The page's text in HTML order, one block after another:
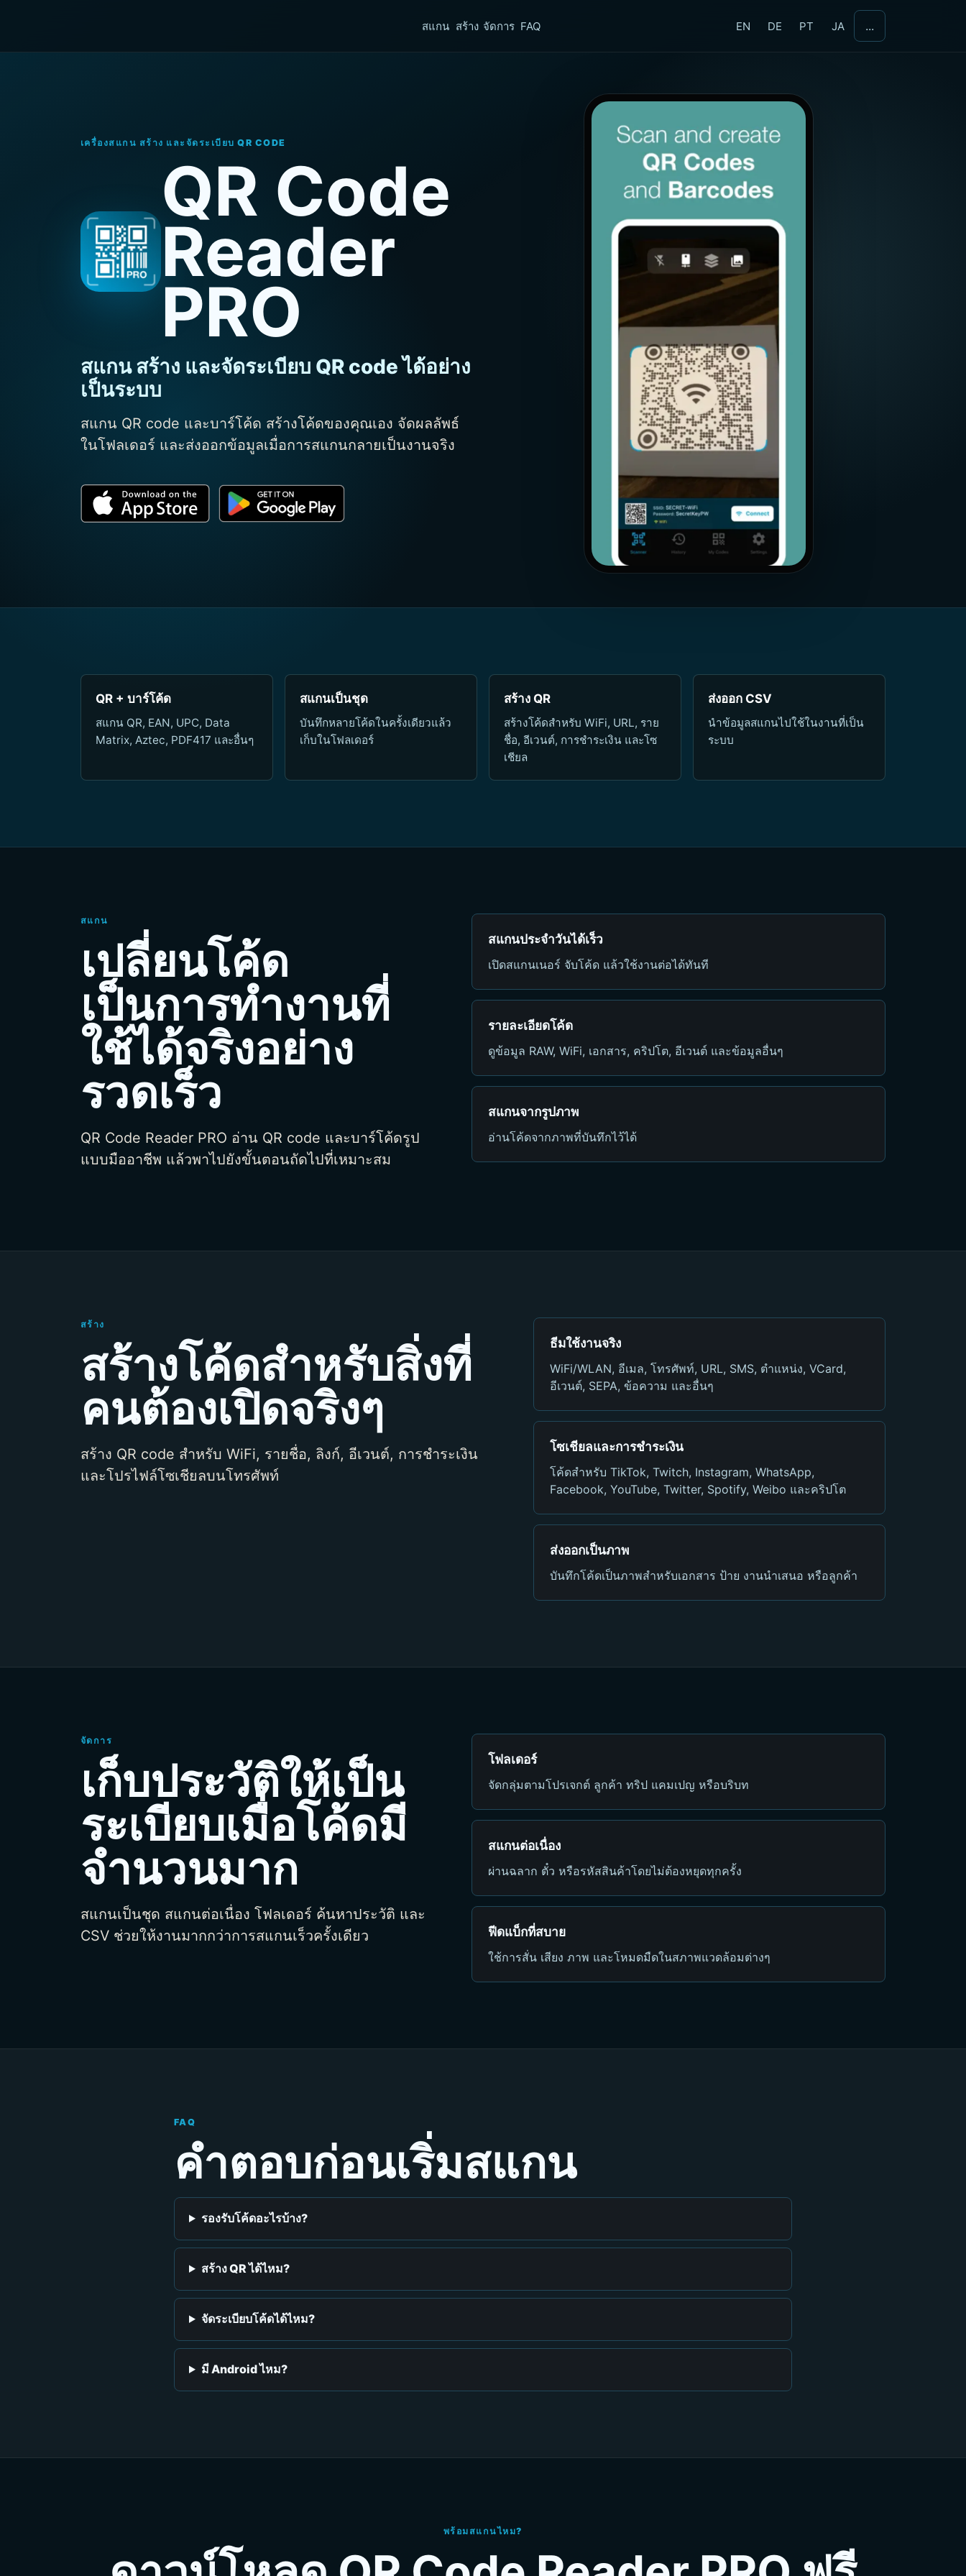
สแกน สร้าง จัดการ FAQ EN DE PT JA ...
เครื่องสแกน สร้าง และจัดระเบียบ QR CODE
QR Code
Reader
PRO
สแกน สร้าง และจัดระเบียบ QR code ได้อย่าง
เป็นระบบ
สแกน QR code และบาร์โค้ด สร้างโค้ดของคุณเอง จัดผลลัพธ์
ในโฟลเดอร์ และส่งออกข้อมูลเมื่อการสแกนกลายเป็นงานจริง
QR + บาร์โค้ด
สแกน QR, EAN, UPC, Data
Matrix, Aztec, PDF417 และอื่นๆ
สแกนเป็นชุด
บันทึกหลายโค้ดในครั้งเดียวแล้ว
เก็บในโฟลเดอร์
สร้าง QR
สร้างโค้ดสำหรับ WiFi, URL, ราย
ชื่อ, อีเวนต์, การชำระเงิน และโซ
เชียล
ส่งออก CSV
นำข้อมูลสแกนไปใช้ในงานที่เป็น
ระบบ
สแกน
เปลี่ยนโค้ด
เป็นการทำงานที่
ใช้ได้จริงอย่าง
รวดเร็ว
QR Code Reader PRO อ่าน QR code และบาร์โค้ดรูป
แบบมืออาชีพ แล้วพาไปยังขั้นตอนถัดไปที่เหมาะสม
สแกนประจำวันได้เร็ว
เปิดสแกนเนอร์ จับโค้ด แล้วใช้งานต่อได้ทันที
รายละเอียดโค้ด
ดูข้อมูล RAW, WiFi, เอกสาร, คริปโต, อีเวนต์ และข้อมูลอื่นๆ
สแกนจากรูปภาพ
อ่านโค้ดจากภาพที่บันทึกไว้ได้
สร้าง
สร้างโค้ดสำหรับสิ่งที่
คนต้องเปิดจริงๆ
สร้าง QR code สำหรับ WiFi, รายชื่อ, ลิงก์, อีเวนต์, การชำระเงิน
และโปรไฟล์โซเชียลบนโทรศัพท์
ธีมใช้งานจริง
WiFi/WLAN, อีเมล, โทรศัพท์, URL, SMS, ตำแหน่ง, VCard,
อีเวนต์, SEPA, ข้อความ และอื่นๆ
โซเชียลและการชำระเงิน
โค้ดสำหรับ TikTok, Twitch, Instagram, WhatsApp,
Facebook, YouTube, Twitter, Spotify, Weibo และคริปโต
ส่งออกเป็นภาพ
บันทึกโค้ดเป็นภาพสำหรับเอกสาร ป้าย งานนำเสนอ หรือลูกค้า
จัดการ
เก็บประวัติให้เป็น
ระเบียบเมื่อโค้ดมี
จำนวนมาก
สแกนเป็นชุด สแกนต่อเนื่อง โฟลเดอร์ ค้นหาประวัติ และ
CSV ช่วยให้งานมากกว่าการสแกนเร็วครั้งเดียว
โฟลเดอร์
จัดกลุ่มตามโปรเจกต์ ลูกค้า ทริป แคมเปญ หรือบริบท
สแกนต่อเนื่อง
ผ่านฉลาก ตั๋ว หรือรหัสสินค้าโดยไม่ต้องหยุดทุกครั้ง
ฟีดแบ็กที่สบาย
ใช้การสั่น เสียง ภาพ และโหมดมืดในสภาพแวดล้อมต่างๆ
FAQ
คำตอบก่อนเริ่มสแกน
รองรับโค้ดอะไรบ้าง?
สร้าง QR ได้ไหม?
จัดระเบียบโค้ดได้ไหม?
มี Android ไหม?
พร้อมสแกนไหม?